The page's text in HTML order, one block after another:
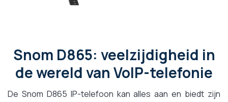
Snom D865: veelzijdigheid in
de wereld van VoIP-telefonie
De Snom D865 IP-telefoon kan alles aan en biedt zijn